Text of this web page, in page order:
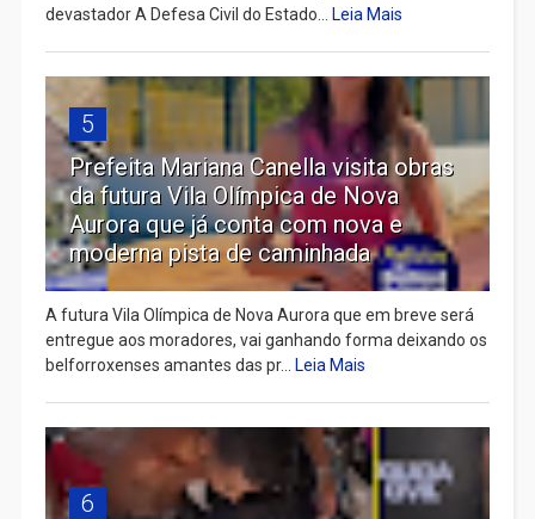
devastador A Defesa Civil do Estado... Leia Mais
5
Prefeita Mariana Canella visita obras
da futura Vila Olímpica de Nova
Aurora que já conta com nova e
moderna pista de caminhada
A futura Vila Olímpica de Nova Aurora que em breve será
entregue aos moradores, vai ganhando forma deixando os
belforroxenses amantes das pr... Leia Mais
6